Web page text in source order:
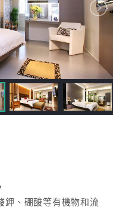
鉀、硼酸等有機物和流